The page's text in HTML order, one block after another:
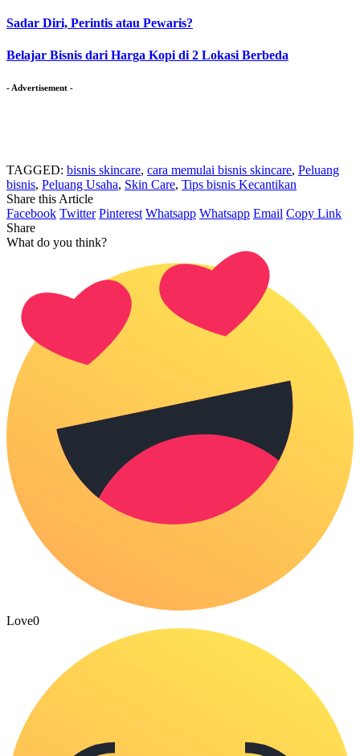
Sadar Diri, Perintis atau Pewaris?
Belajar Bisnis dari Harga Kopi di 2 Lokasi Berbeda
- Advertisement -
TAGGED: bisnis skincare, cara memulai bisnis skincare, Peluang
bisnis, Peluang Usaha, Skin Care, Tips bisnis Kecantikan
Share this Article
Facebook Twitter Pinterest Whatsapp Whatsapp Email Copy Link
Share
What do you think?
Love0